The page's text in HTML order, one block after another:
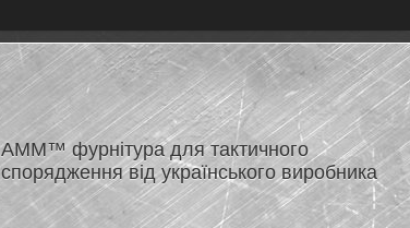
AMM™ фурнітура для тактичного
спорядження від українського виробника